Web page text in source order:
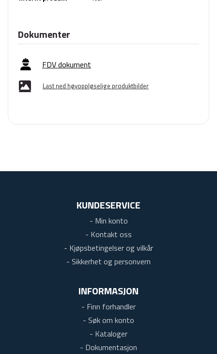
Dokumenter
FDV dokument
Last ned høyoppløselige produktbilder
KUNDESERVICE
- Min konto
- Kontakt oss
- Kjøpsbetingelser og vilkår
- Sikkerhet og personvern
INFORMASJON
- Finn forhandler
- Søk om konto
- Kataloger
- Dokumentasjon